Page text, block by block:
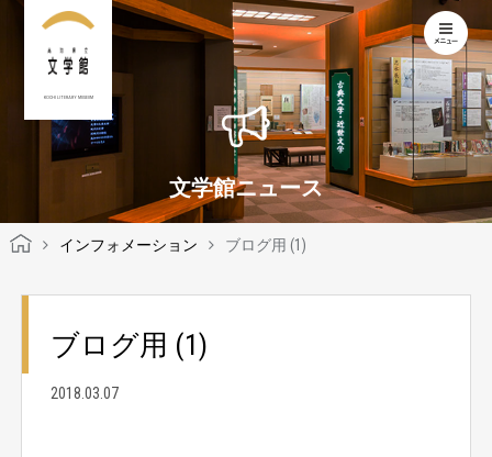
KOCHI LITERARY MUSEUM
文学館ニュース
インフォメーション ブログ用 (1)
ブログ用 (1)
2018.03.07